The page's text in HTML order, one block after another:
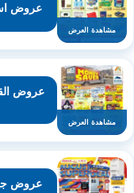
مشاهدة العرض
عروض اسواق
مشاهدة العرض
عروض